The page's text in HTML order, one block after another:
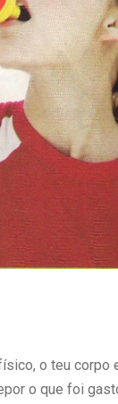
o teu corpo
o que foi